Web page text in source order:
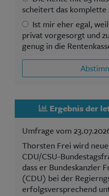
scheitert das
Ist mir eher egal,
privat vorgesorgt und
genug in die
Ergebnis der
Umfrage vom
Thorsten Frei wird
CDU/CSU-
dass er Bundeskanzler
(CDU) bei der
erfolgsversprechend